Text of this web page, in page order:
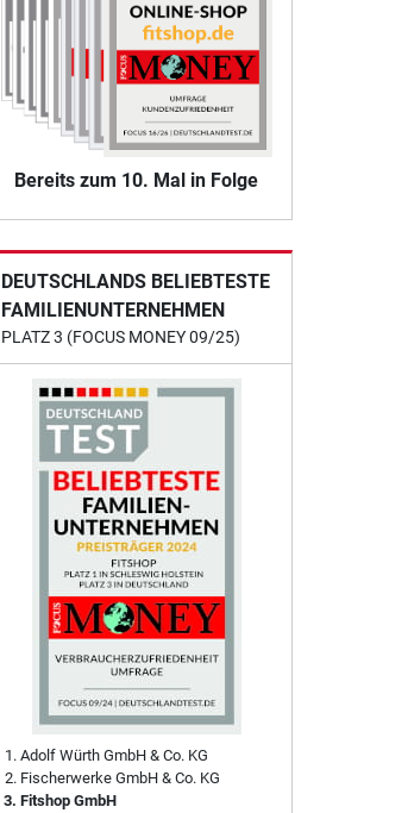
Bereits zum 10. Mal in Folge
DEUTSCHLANDS BELIEBTESTE
FAMILIENUNTERNEHMEN
PLATZ 3 (FOCUS MONEY 09/25)
Adolf Würth GmbH & Co. KG
Fischerwerke GmbH & Co. KG
Fitshop GmbH